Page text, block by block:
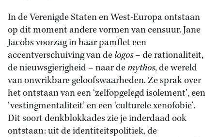
In de Verenigde Staten en West-Europa ontstaan
op dit moment andere vormen van censuur. Jane
Jacobs voorzag in haar pamflet een
accentverschuiving van delogos– de rationaliteit,
de nieuwsgierigheid – naar demythos, de wereld
van onwrikbare geloofswaarheden. Ze sprak over
het ontstaan van een ‘zelfopgelegd isolement’, een
‘vestingmentaliteit’ en een ‘culturele xenofobie’.
Dit soort denkblokkades zie je inderdaad ook
ontstaan: uit de identiteitspolitiek, de